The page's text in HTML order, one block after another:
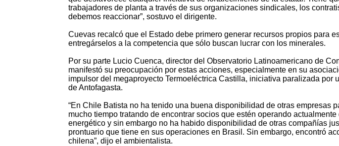
trabajadores de planta a través de sus organizaciones sindicales, los
debemos reaccionar”, sostuvo el dirigente.
Cuevas recalcó que el Estado debe primero generar recursos propios para
entregárselos a la competencia que sólo buscan lucrar con los minerales.
Por su parte Lucio Cuenca, director del Observatorio Latinoamericano de
manifestó su preocupación por estas acciones, especialmente en su
impulsor del megaproyecto Termoeléctrica Castilla, iniciativa paralizada por
de Antofagasta.
“En Chile Batista no ha tenido una buena disponibilidad de otras empresas
mucho tiempo tratando de encontrar socios que estén operando
energético y sin embargo no ha habido disponibilidad de otras compañías
prontuario que tiene en sus operaciones en Brasil. Sin embargo, encontró
chilena”, dijo el ambientalista.